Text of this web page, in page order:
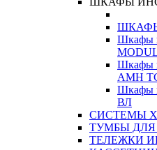
Шкафы
Шкафы
АМН
Шкафы
ВЛ
СИСТЕМЫ
ТУМБЫ
ТЕЛЕЖКИ